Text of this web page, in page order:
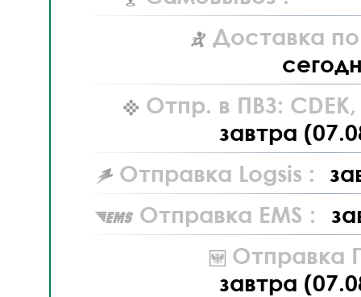
Доставка
Отпр. в ПВЗ: CDEK,
завтра
Отправка Logsis :
Отправка EMS :
Отправка
завтра